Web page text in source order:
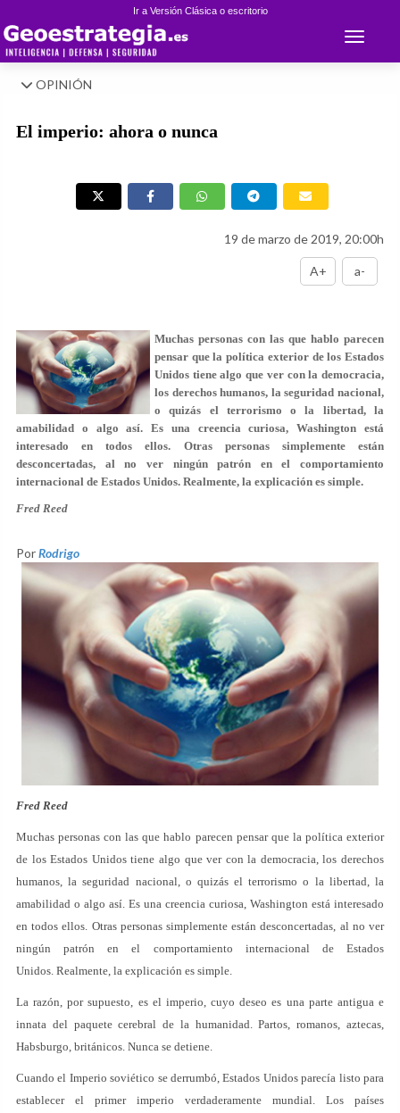
Ir a Versión Clásica o escritorio
Toggle
OPINIÓN
El imperio: ahora o nunca
19 de marzo de 2019, 20:00h
A+ a-
Muchas personas con las que hablo parecen
pensar que la política exterior de los Estados
Unidos tiene algo que ver con la democracia,
los derechos humanos, la seguridad nacional,
o quizás el terrorismo o la libertad, la
amabilidad o algo así. Es una creencia curiosa, Washington está
interesado en todos ellos. Otras personas simplemente están
desconcertadas, al no ver ningún patrón en el comportamiento
internacional de Estados Unidos. Realmente, la explicación es simple.
Fred Reed
PorRodrigo
Fred Reed
Muchas personas con las que hablo parecen pensar que la política exterior
de los Estados Unidos tiene algo que ver con la democracia, los derechos
humanos, la seguridad nacional, o quizás el terrorismo o la libertad, la
amabilidad o algo así. Es una creencia curiosa, Washington está interesado
en todos ellos. Otras personas simplemente están desconcertadas, al no ver
ningún patrón en el comportamiento internacional de Estados
Unidos. Realmente, la explicación es simple.
La razón, por supuesto, es el imperio, cuyo deseo es una parte antigua e
innata del paquete cerebral de la humanidad. Partos, romanos, aztecas,
Habsburgo, británicos. Nunca se detiene.
Cuando el Imperio soviético se derrumbó, Estados Unidos parecía listo para
establecer el primer imperio verdaderamente mundial. Los países